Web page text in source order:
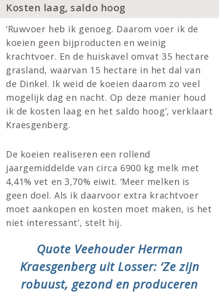
Kosten laag, saldo hoog
‘Ruwvoer heb ik genoeg. Daarom voer ik de
koeien geen bijproducten en weinig
krachtvoer. En de huiskavel omvat 35 hectare
grasland, waarvan 15 hectare in het dal van
de Dinkel. Ik weid de koeien daarom zo veel
mogelijk dag en nacht. Op deze manier houd
ik de kosten laag en het saldo hoog’, verklaart
Kraesgenberg.
De koeien realiseren een rollend
jaargemiddelde van circa 6900 kg melk met
4,41% vet en 3,70% eiwit. ‘Meer melken is
geen doel. Als ik daarvoor extra krachtvoer
moet aankopen en kosten moet maken, is het
niet interessant’, stelt hij.
Quote Veehouder Herman
Kraesgenberg uit Losser: ‘Ze zijn
robuust, gezond en produceren